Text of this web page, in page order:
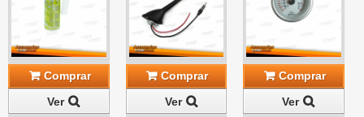
Comprar
Ver
Comprar
Ver
Comprar
Ver